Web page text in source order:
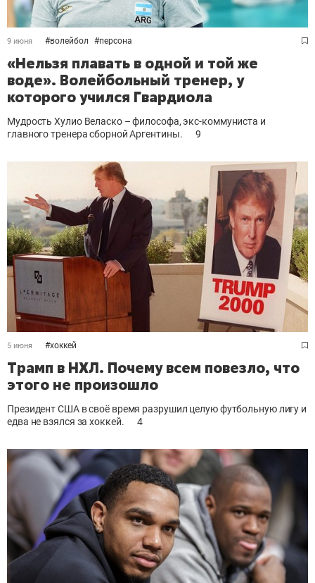
9 июня #волейбол #персона
«Нельзя плавать в одной и той же
воде». Волейбольный тренер, у
которого учился Гвардиола
Мудрость Хулио Веласко – философа, экс-коммуниста и
главного тренера сборной Аргентины.
9
5 июня #хоккей
Трамп в НХЛ. Почему всем повезло, что
этого не произошло
Президент США в своё время разрушил целую футбольную лигу и
едва не взялся за хоккей.
4